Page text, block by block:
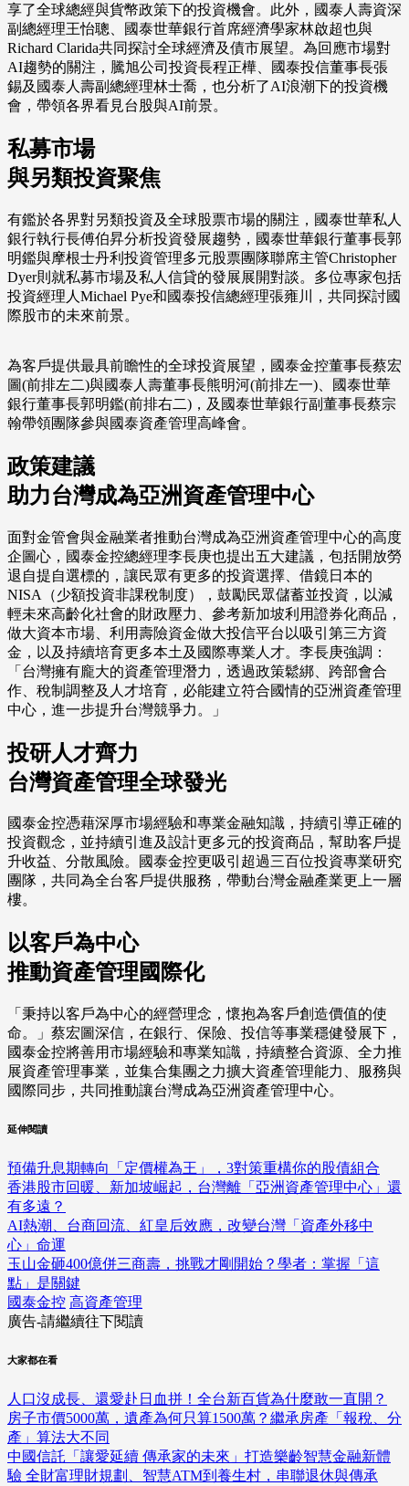
享了全球總經與貨幣政策下的投資機會。此外，國泰人壽資深
副總經理王怡聰、國泰世華銀行首席經濟學家林啟超也與
Richard Clarida共同探討全球經濟及債市展望。為回應市場對
AI趨勢的關注，騰旭公司投資長程正樺、國泰投信董事長張
錫及國泰人壽副總經理林士喬，也分析了AI浪潮下的投資機
會，帶領各界看見台股與AI前景。
私募市場
與另類投資聚焦
有鑑於各界對另類投資及全球股票市場的關注，國泰世華私人
銀行執行長傅伯昇分析投資發展趨勢，國泰世華銀行董事長郭
明鑑與摩根士丹利投資管理多元股票團隊聯席主管Christopher
Dyer則就私募市場及私人信貸的發展展開對談。多位專家包括
投資經理人Michael Pye和國泰投信總經理張雍川，共同探討國
際股市的未來前景。
為客戶提供最具前瞻性的全球投資展望，國泰金控董事長蔡宏
圖(前排左二)與國泰人壽董事長熊明河(前排左一)、國泰世華
銀行董事長郭明鑑(前排右二)，及國泰世華銀行副董事長蔡宗
翰帶領團隊參與國泰資產管理高峰會。
政策建議
助力台灣成為亞洲資產管理中心
面對金管會與金融業者推動台灣成為亞洲資產管理中心的高度
企圖心，國泰金控總經理李長庚也提出五大建議，包括開放勞
退自提自選標的，讓民眾有更多的投資選擇、借鏡日本的
NISA（少額投資非課稅制度），鼓勵民眾儲蓄並投資，以減
輕未來高齡化社會的財政壓力、參考新加坡利用證券化商品，
做大資本市場、利用壽險資金做大投信平台以吸引第三方資
金，以及持續培育更多本土及國際專業人才。李長庚強調：
「台灣擁有龐大的資產管理潛力，透過政策鬆綁、跨部會合
作、稅制調整及人才培育，必能建立符合國情的亞洲資產管理
中心，進一步提升台灣競爭力。」
投研人才齊力
台灣資產管理全球發光
國泰金控憑藉深厚市場經驗和專業金融知識，持續引導正確的
投資觀念，並持續引進及設計更多元的投資商品，幫助客戶提
升收益、分散風險。國泰金控更吸引超過三百位投資專業研究
團隊，共同為全台客戶提供服務，帶動台灣金融產業更上一層
樓。
以客戶為中心
推動資產管理國際化
「秉持以客戶為中心的經營理念，懷抱為客戶創造價值的使
命。」蔡宏圖深信，在銀行、保險、投信等事業穩健發展下，
國泰金控將善用市場經驗和專業知識，持續整合資源、全力推
展資產管理事業，並集合集團之力擴大資產管理能力、服務與
國際同步，共同推動讓台灣成為亞洲資產管理中心。
延伸閱讀
預備升息期轉向「定價權為王」，3對策重構你的股債組合
香港股市回暖、新加坡崛起，台灣離「亞洲資產管理中心」還
有多遠？
AI熱潮、台商回流、紅皇后效應，改變台灣「資產外移中
心」命運
玉山金砸400億併三商壽，挑戰才剛開始？學者：掌握「這
點」是關鍵
國泰金控 高資產管理
廣告-請繼續往下閱讀
大家都在看
人口沒成長、還愛赴日血拼！全台新百貨為什麼敢一直開？
房子市價5000萬，遺產為何只算1500萬？繼承房產「報稅、分
產」算法大不同
中國信託「讓愛延續 傳承家的未來」打造樂齡智慧金融新體
驗 全財富理財規劃、智慧ATM到養生村，串聯退休與傳承